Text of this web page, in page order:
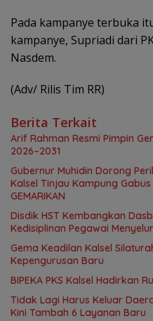
Pada kampanye terbuka
kampanye, Supriadi dari
Nasdem.
(Adv/ Rilis Tim RR)
Berita Terkait
Arif Rahman Resmi Pimpin
2026–2031
Gubernur Muhidin Dorong
Kalsel Tinjau Kampung
GEMARIKAN
Disdik HST Kembangkan
Kedisiplinan Pegawai
‎Gema Keadilan Kalsel
Kepengurusan Baru
‎BIPEKA PKS Kalsel Hadirkan
Tidak Lagi Harus Keluar
Kini Tambah 6 Layanan Baru